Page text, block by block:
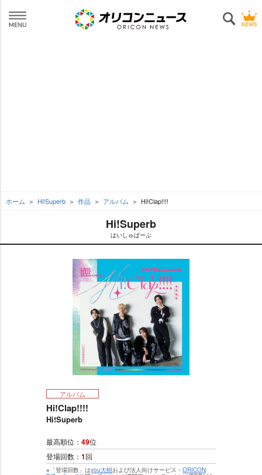
ホーム Hi!Superb 作品 アルバム Hi!Clap!!!!
Hi!Superb
はいしゅぱーぶ
アルバム
Hi!Clap!!!!
Hi!Superb
最高順位： 49位
登場回数： 1回
※「登場回数」はyou大樹および法人向けサービス・ ORICON